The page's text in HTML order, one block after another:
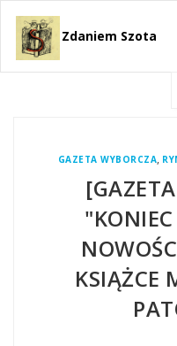
Zdaniem Szota
GAZETA WYBORCZA,
KSIĄŻCE